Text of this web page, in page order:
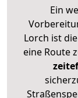
Ein
Lorch ist die
eine Route